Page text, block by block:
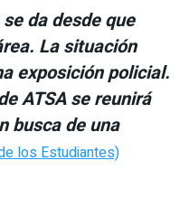
los Estudiantes)
da desde que
La situación
exposición policial.
ATSA se reunirá
busca de una